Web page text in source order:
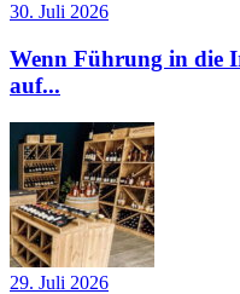
30. Juli 2026
Wenn Führung in die
auf...
29. Juli 2026